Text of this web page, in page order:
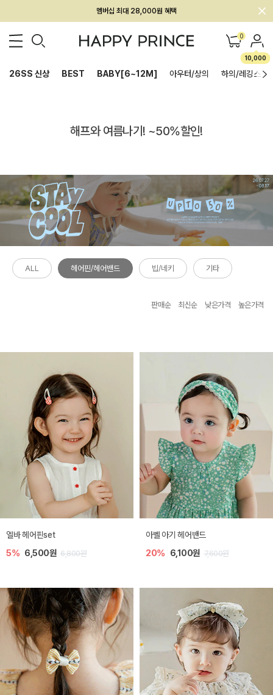
멤버십 최대 28,000원 혜택
0
10,000
26SS 신상 BEST BABY[6~12M] 아우터/상의 하의/레깅스
해프와 여름나기! ~50%할인!
ALL 헤어핀/헤어밴드 빕/네키 기타
판매순 최신순 낮은가격 높은가격
엘바 헤어핀set
5% 6,500원 6,800원
아벨 아기 헤어밴드
20% 6,100원 7,600원